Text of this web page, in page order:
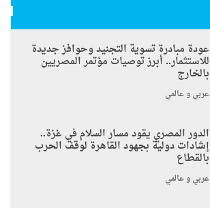
عودة مبادرة تسوية التجنيد وحوافز جديدة
للاستثمار.. أبرز توصيات مؤتمر المصريين
بالخارج
عربي و عالمي
الدور المصري يقود مسار السلام في غزة..
إشادات دولية بجهود القاهرة لوقف الحرب
بالقطاع
عربي و عالمي